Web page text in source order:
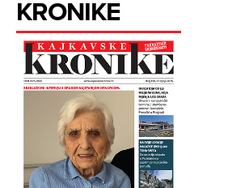
KRONIKE